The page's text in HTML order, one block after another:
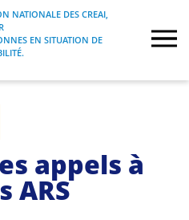
NATIONALE DES CREAI, EN
PERSONNES EN SITUATION
NATIONALE DES CREAI,
EN SITUATION DE
appels à
ARS